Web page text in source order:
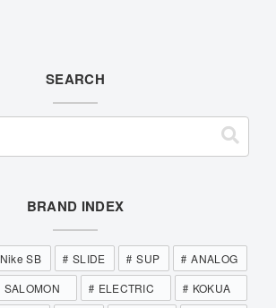
SEARCH
BRAND INDEX
Nike SB SLIDE SUP
ANALOG
SALOMON ELECTRIC
KOKUA